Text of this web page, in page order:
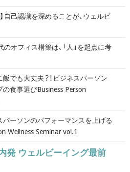
自己認識を深めることが、ウェルビ
のオフィス構築は、「人」を起点に考
飯でも大丈夫？！ビジネスパーソン
食事選びBusiness Person
パーソンのパフォーマンスを上げる
Wellness Seminar vol.1
内発 ウェルビーイング最前